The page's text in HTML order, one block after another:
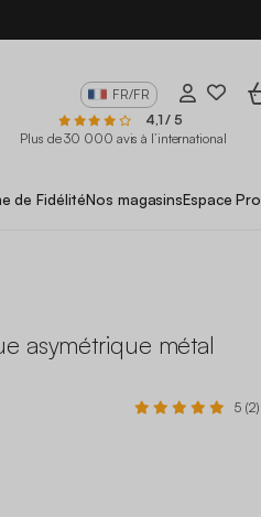
FR/FR
4,1 / 5
Plus de 30 000 avis à l’international
de FidélitéNos magasinsEspace Pro
asymétrique métal
5 (2)